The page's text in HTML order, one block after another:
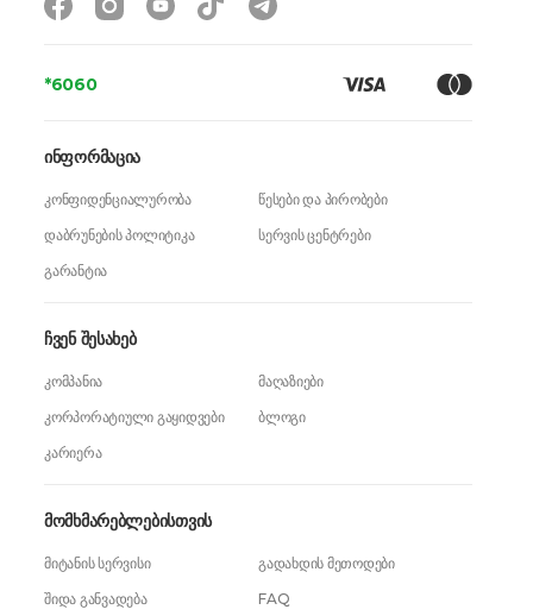
*6060
ჩვენ შესახებ
კომპანია
მაღაზიები
კორპორატიული გაყიდვები
ბლოგი
კარიერა
ინფორმაცია
კონფიდენციალურობა
წესები და პირობები
დაბრუნების პოლიტიკა
სერვის ცენტრები
გარანტია
მომხმარებლებისთვის
მიტანის სერვისი
გადახდის მეთოდები
შიდა განვადება
FAQ